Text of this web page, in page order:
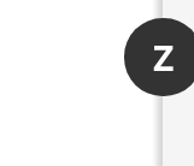
Z